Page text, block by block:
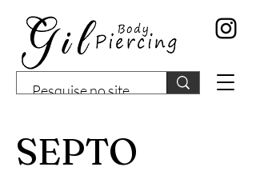
SEPTO